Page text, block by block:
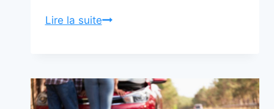
Lire la suiteDÉBLOQUEZ
Guide
Essentiel